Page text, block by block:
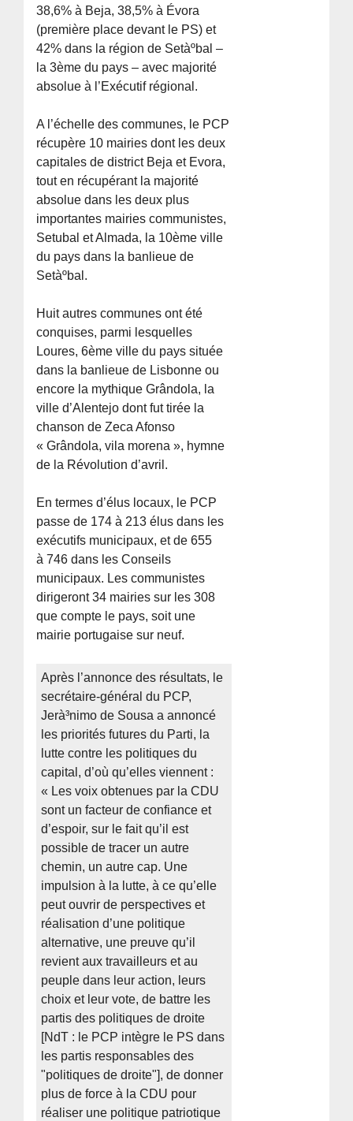
38,6% à Beja, 38,5% à Évora
(première place devant le PS) et
42% dans la région de Setàºbal –
la 3ème du pays – avec majorité
absolue à l’Exécutif régional.
A l’échelle des communes, le PCP
récupère 10 mairies dont les deux
capitales de district Beja et Evora,
tout en récupérant la majorité
absolue dans les deux plus
importantes mairies communistes,
Setubal et Almada, la 10ème ville
du pays dans la banlieue de
Setàºbal.
Huit autres communes ont été
conquises, parmi lesquelles
Loures, 6ème ville du pays située
dans la banlieue de Lisbonne ou
encore la mythique Grândola, la
ville d’Alentejo dont fut tirée la
chanson de Zeca Afonso
« Grândola, vila morena », hymne
de la Révolution d’avril.
En termes d’élus locaux, le PCP
passe de 174 à 213 élus dans les
exécutifs municipaux, et de 655
à 746 dans les Conseils
municipaux. Les communistes
dirigeront 34 mairies sur les 308
que compte le pays, soit une
mairie portugaise sur neuf.
Après l’annonce des résultats, le
secrétaire-général du PCP,
Jerà³nimo de Sousa a annoncé
les priorités futures du Parti, la
lutte contre les politiques du
capital, d’où qu’elles viennent :
« Les voix obtenues par la CDU
sont un facteur de confiance et
d’espoir, sur le fait qu’il est
possible de tracer un autre
chemin, un autre cap. Une
impulsion à la lutte, à ce qu’elle
peut ouvrir de perspectives et
réalisation d’une politique
alternative, une preuve qu’il
revient aux travailleurs et au
peuple dans leur action, leurs
choix et leur vote, de battre les
partis des politiques de droite
[NdT : le PCP intègre le PS dans
les partis responsables des
"politiques de droite"], de donner
plus de force à la CDU pour
réaliser une politique patriotique